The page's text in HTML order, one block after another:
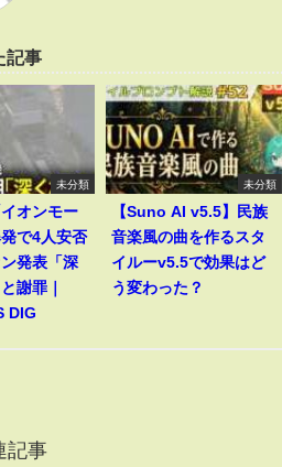
記事
未分類
イオンモー
で4人安否
発表「深
謝罪｜
DIG
未分類
【Suno AI v5.5】民族
音楽風の曲を作るスタ
イルーv5.5で効果はど
う変わった？
記事